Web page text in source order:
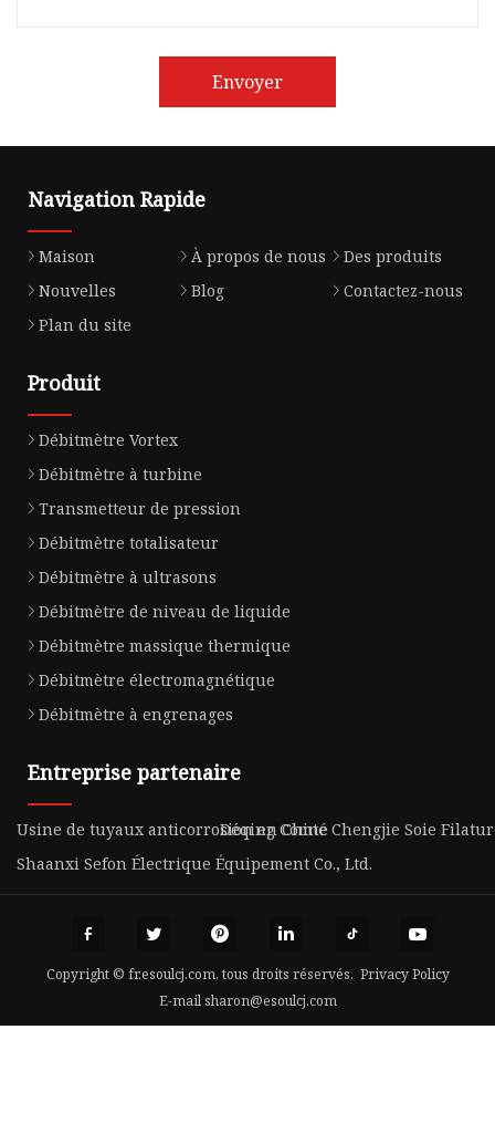
Envoyer
Navigation Rapide
Maison À propos de nous
Des produits
Nouvelles
Blog
Contactez-nous
Plan du site
Produit
Débitmètre Vortex
Débitmètre à turbine
Transmetteur de pression
Débitmètre totalisateur
Débitmètre à ultrasons
Débitmètre de niveau de liquide
Débitmètre massique thermique
Débitmètre électromagnétique
Débitmètre à engrenages
Entreprise partenaire
Usine de tuyaux anticorrosion en ChineDéqing Comté Chengjie Soie
Shaanxi Sefon Électrique Équipement Co., Ltd.
Copyright © fr.esoulcj.com, tous droits réservés. Privacy Policy
E-mail sharon@esoulcj.com